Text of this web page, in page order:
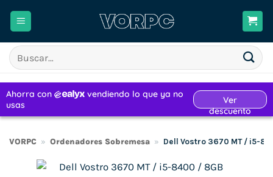
Buscar
por:
VORPC » Ordenadores Sobremesa » Dell Vostro 3670 MT / i5-